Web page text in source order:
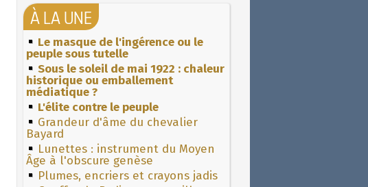
À LA UNE
Le masque de l'ingérence ou le
peuple sous tutelle
Sous le soleil de mai 1922 : chaleur
historique ou emballement
médiatique ?
L'élite contre le peuple
Grandeur d'âme du chevalier
Bayard
Lunettes : instrument du Moyen
Âge à l'obscure genèse
Plumes, encriers et crayons jadis